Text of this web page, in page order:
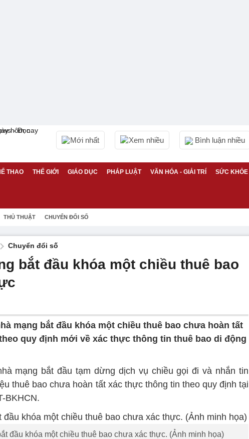
Mới nhất Xem nhiều Bình luận nhiều
THAO THẾ GIỚI GIÁO DỤC PHÁP LUẬT VĂN HÓA - GIẢI TRÍ SỨC KHỎE
THỦ THUẬT CHUYỂN ĐỔI SỐ
Chuyển đổi số
bắt đầu khóa một chiều thuê bao
mạng bắt đầu khóa một chiều thuê bao chưa hoàn tất
quy định mới về xác thực thông tin thuê bao di động
mạng bắt đầu tạm dừng dịch vụ chiều gọi đi và nhắn tin
thuê bao chưa hoàn tất xác thực thông tin theo quy định tại
BKHCN.
đầu khóa một chiều thuê bao chưa xác thực. (Ảnh minh họa)